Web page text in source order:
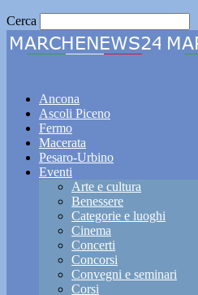
Cerca
Ancona
Ascoli Piceno
Fermo
Macerata
Pesaro-Urbino
Eventi
Arte e cultura
Benessere
Categorie e luoghi
Cinema
Concerti
Concorsi
Convegni e seminari
Corsi